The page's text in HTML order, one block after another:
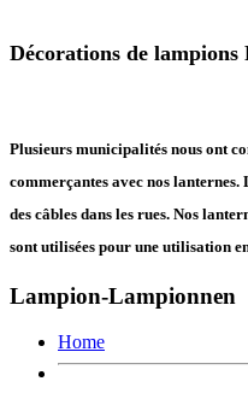
Décorations de lampions
Plusieurs municipalités nous ont
commerçantes avec nos lanternes.
des câbles dans les rues. Nos
sont utilisées pour une utilisation
Lampion-Lampionnen
Home